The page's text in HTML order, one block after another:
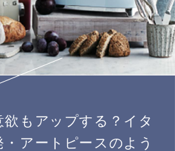
欲もアップする？イタ
・アートピースのよう